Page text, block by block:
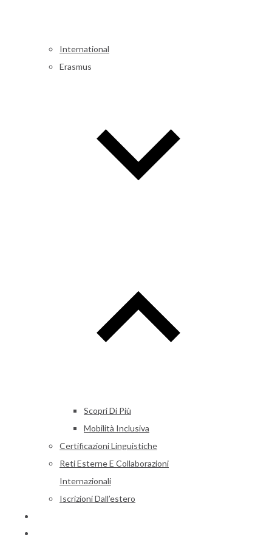
International
Erasmus
Scopri Di Più
Mobilità Inclusiva
Certificazioni Linguistiche
Reti Esterne E Collaborazioni
Internazionali
Iscrizioni Dall’estero